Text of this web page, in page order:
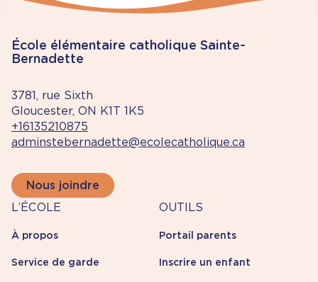
de la nouvelle année scolaire par notre
connecter dès vendredi. Merci de votre
compréhension.
École élémentaire catholique Sainte-
Bernadette
3781, rue Sixth
Gloucester, ON K1T 1K5
+16135210875
adminstebernadette@ecolecatholique.ca
Nous joindre
À
propos
L’ÉCOLE
À propos
Service de garde
Outils
OUTILS
Portail parents
Inscrire un enfant